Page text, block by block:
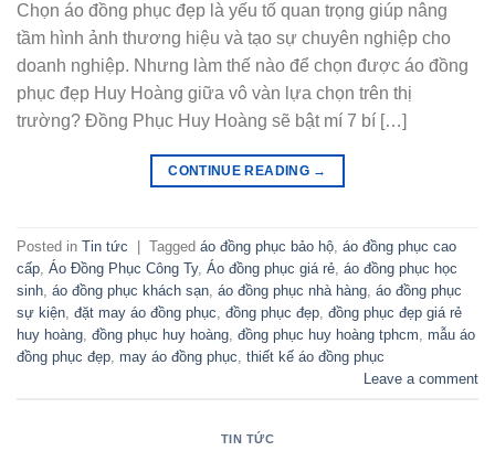
Chọn áo đồng phục đẹp là yếu tố quan trọng giúp nâng
tầm hình ảnh thương hiệu và tạo sự chuyên nghiệp cho
doanh nghiệp. Nhưng làm thế nào để chọn được áo đồng
phục đẹp Huy Hoàng giữa vô vàn lựa chọn trên thị
trường? Đồng Phục Huy Hoàng sẽ bật mí 7 bí […]
CONTINUE READING →
Posted in Tin tức | Tagged áo đồng phục bảo hộ áo đồng phục cao
cấp Áo Đồng Phục Công Ty, Áo đồng phục giá rẻ áo đồng phục học
sinh áo đồng phục khách sạn áo đồng phục nhà hàng áo đồng phục
sự kiện đặt may áo đồng phục đồng phục đẹp đồng phục đẹp giá rẻ
huy hoàng đồng phục huy hoàng đồng phục huy hoàng tphcm mẫu áo
đồng phục đẹp may áo đồng phục thiết kế áo đồng phục
Leave a comment
TIN TỨC